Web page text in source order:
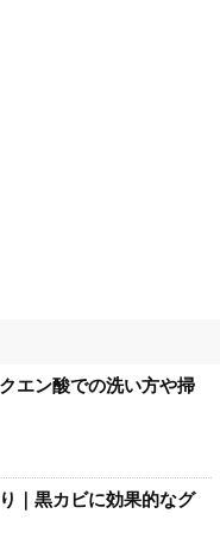
エン酸での洗い方や掃
｜黒カビに効果的なグ